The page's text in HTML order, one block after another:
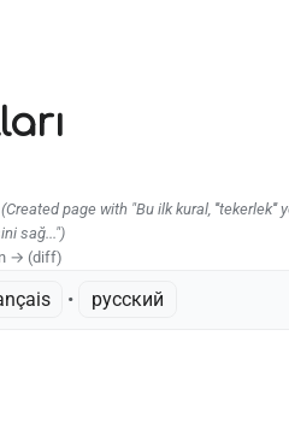
(Created page with "Bu ilk kural, '''tekerlek'''
sağ...")
→ (diff)
• ‎ русский